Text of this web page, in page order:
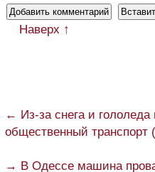
Наверх ↑
← Из-за снега и гололеда
общественный транспорт
→ В Одессе машина